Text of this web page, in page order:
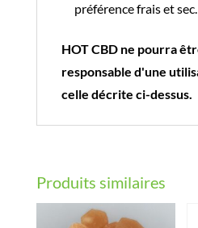
préférence frais et sec.
HOT CBD ne pourra
responsable d'une
celle décrite ci-dessus.
Produits similaires